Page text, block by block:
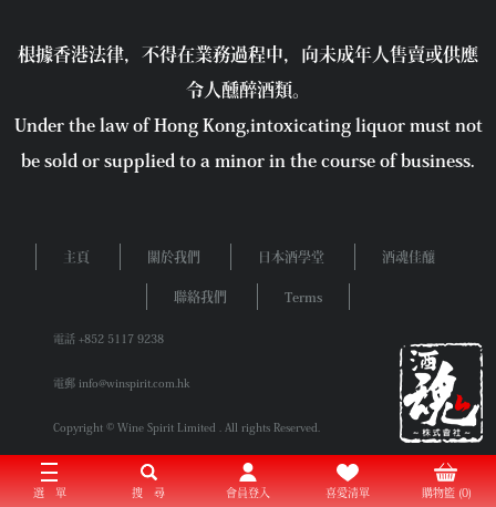
選 單 搜 尋 會員登入 喜愛清單 購物籃 (0)
根據香港法律，不得在業務過程中，向未成年人售賣或供應
令人醺醉酒類。
Under the law of Hong Kong,intoxicating liquor must not
be sold or supplied to a minor in the course of business.
主頁 關於我們 日本酒學堂 酒魂佳釀
聯絡我們 Terms
電話 +852 5117 9238
電郵 info@winspirit.com.hk
Copyright © Wine Spirit Limited . All rights Reserved.